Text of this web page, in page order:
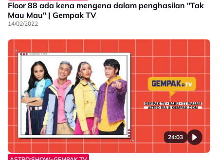
Floor 88 ada kena mengena dalam penghasilan "Tak
Mau Mau" | Gempak TV
14/02/2022
24:03